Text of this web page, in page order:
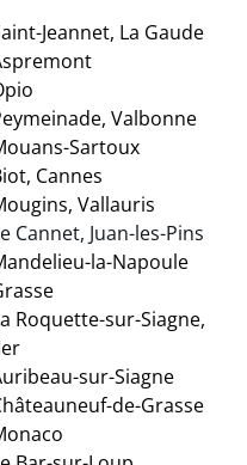
Jeannet, La Gaude
Valbonne
Sartoux
Cannes
Vallauris
Cannet, Juan-les-Pins
la-Napoule
Roquette-sur-Siagne,
sur-Siagne
de-Grasse